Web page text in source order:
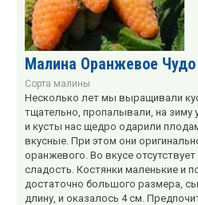
Малина Оранжевое Чудо
Сорта малины
Несколько лет мы выращивали
тщательно, пропалывали, на
и кусты нас щедро одарили
вкусные. При этом они
оранжевого. Во вкусе
сладость. Костянки маленькие и
достаточно большого размера,
длину, и оказалось 4 см.